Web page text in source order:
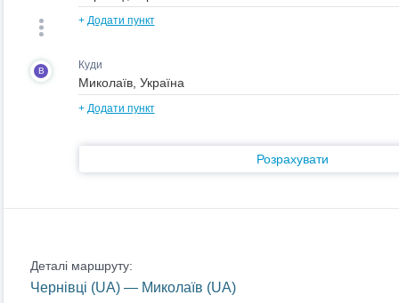
+ Додати пункт
B Куди
+ Додати пункт
Розрахувати
Деталі маршруту:
Чернівці (UA) — Миколаїв (UA)